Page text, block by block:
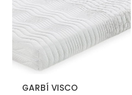
GARBÍ VISCO